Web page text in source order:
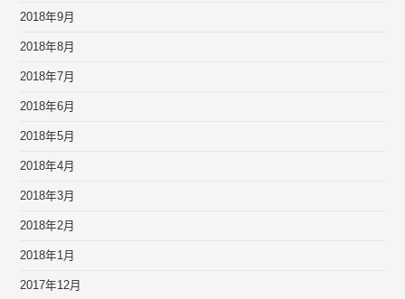
2018年9月
2018年8月
2018年7月
2018年6月
2018年5月
2018年4月
2018年3月
2018年2月
2018年1月
2017年12月